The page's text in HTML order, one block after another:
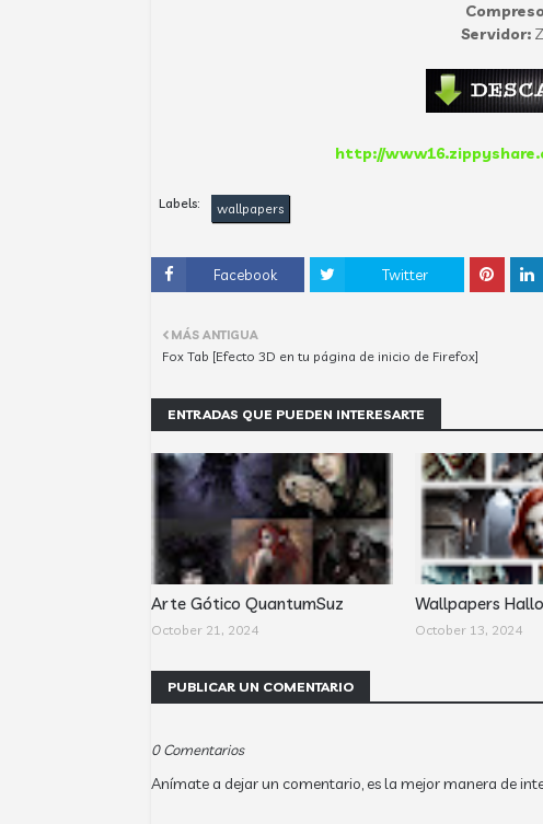
Servidor:
http://
Labels: wallpapers
Facebook Twitter
MÁS ANTIGUA
Fox Tab [Efecto 3D en tu página de inicio de Firefox]
ENTRADAS QUE PUEDEN INTERESARTE
Arte Gótico QuantumSuz
October 21, 2024
Wallpapers
October 13, 2024
PUBLICAR UN COMENTARIO
0 Comentarios
Anímate a dejar un comentario, es la mejor manera de